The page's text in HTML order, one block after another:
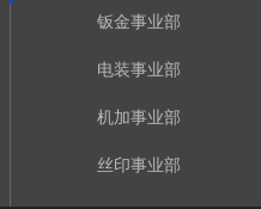
钣金事业部
电装事业部
机加事业部
丝印事业部